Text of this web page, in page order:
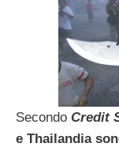
Secondo Credit
e Thailandia